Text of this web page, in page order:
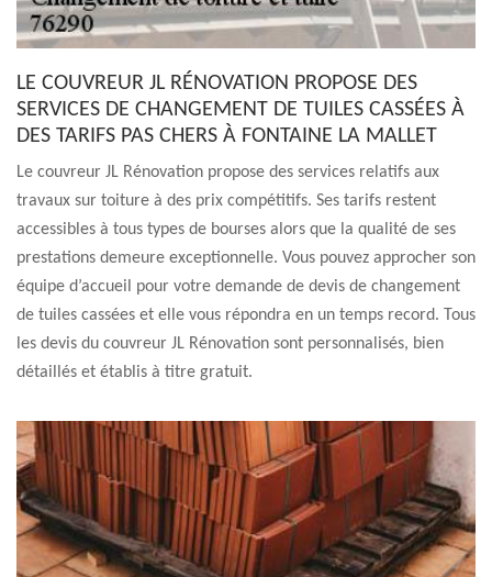
LE COUVREUR JL RÉNOVATION PROPOSE DES
SERVICES DE CHANGEMENT DE TUILES CASSÉES À
DES TARIFS PAS CHERS À FONTAINE LA MALLET
Le couvreur JL Rénovation propose des services relatifs aux
travaux sur toiture à des prix compétitifs. Ses tarifs restent
accessibles à tous types de bourses alors que la qualité de ses
prestations demeure exceptionnelle. Vous pouvez approcher son
équipe d’accueil pour votre demande de devis de changement
de tuiles cassées et elle vous répondra en un temps record. Tous
les devis du couvreur JL Rénovation sont personnalisés, bien
détaillés et établis à titre gratuit.